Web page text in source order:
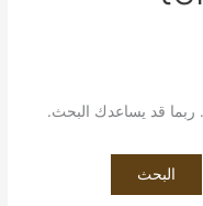
ربما قد يساعدك البحث.